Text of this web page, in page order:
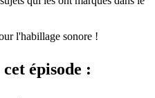
l'habillage sonore !
épisode :